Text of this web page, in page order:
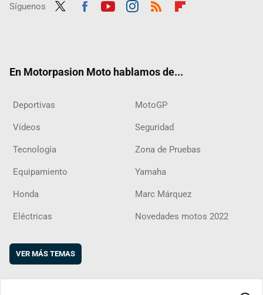
Síguenos
En Motorpasion Moto hablamos de...
Deportivas MotoGP
Vídeos Seguridad
Tecnología Zona de Pruebas
Equipamiento Yamaha
Honda Marc Márquez
Eléctricas Novedades motos 2022
VER MÁS TEMAS